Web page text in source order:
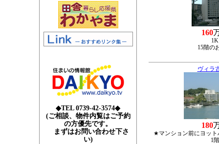
160
1K
15階の
ヴィラ
180
★マンション前にヨッ
1階
◆TEL 0739-42-3574◆
(ご相談、物件内覧はご予約
の方優先です。
まずはお問い合わせ下さ
い)